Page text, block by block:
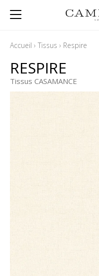
Accueil › Tissus › Respire
RESPIRE
Tissus CASAMANCE